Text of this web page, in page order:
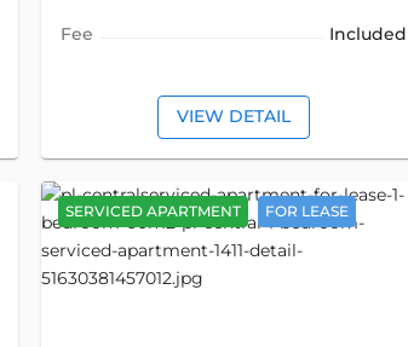
Fee Included
VIEW DETAIL
SERVICED APARTMENT FOR LEASE